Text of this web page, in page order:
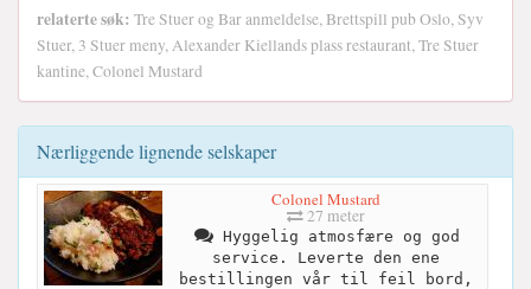
relaterte søk: Tre Stuer og Bar anmeldelse, Brettspill pub Oslo, Syv
Stuer, 3 Stuer meny, Alexander Kiellands plass restaurant, Tre Stuer
kantine, Colonel Mustard
Nærliggende lignende selskaper
Colonel Mustard
27 meter
Hyggelig atmosfære og god
service. Leverte den ene
bestillingen vår til feil bord,